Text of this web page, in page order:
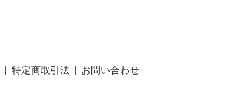
特定商取引法 お問い合わせ